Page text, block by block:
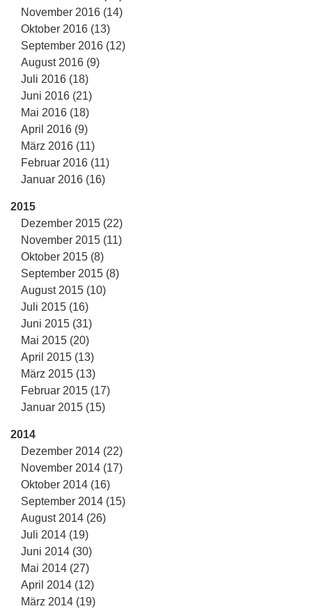
November 2016 (14)
Oktober 2016 (13)
September 2016 (12)
August 2016 (9)
Juli 2016 (18)
Juni 2016 (21)
Mai 2016 (18)
April 2016 (9)
März 2016 (11)
Februar 2016 (11)
Januar 2016 (16)
2015
Dezember 2015 (22)
November 2015 (11)
Oktober 2015 (8)
September 2015 (8)
August 2015 (10)
Juli 2015 (16)
Juni 2015 (31)
Mai 2015 (20)
April 2015 (13)
März 2015 (13)
Februar 2015 (17)
Januar 2015 (15)
2014
Dezember 2014 (22)
November 2014 (17)
Oktober 2014 (16)
September 2014 (15)
August 2014 (26)
Juli 2014 (19)
Juni 2014 (30)
Mai 2014 (27)
April 2014 (12)
März 2014 (19)